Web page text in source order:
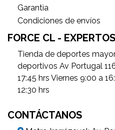
Garantìa
Condiciones de envíos
FORCE CL -
Tienda de deportes
deportivos Av Portugal
17:45 hrs Viernes 9:00 a
12:30 hrs
CONTÁCTANOS